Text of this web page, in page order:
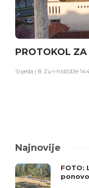
PROTOKOL
Srijeda | 8. Zu-l-hidždže
Najnovije
FOTO: